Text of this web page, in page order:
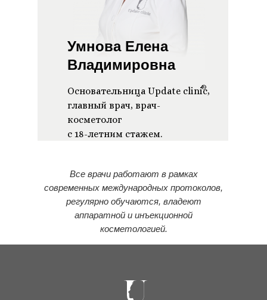
Умнова Елена
Владимировна
Основательница Update clinic,
главный врач, врач-
косметолог
с 18-летним стажем.
®
Все врачи работают в рамках
современных международных протоколов,
регулярно обучаются, владеют
аппаратной и инъекционной
косметологией.